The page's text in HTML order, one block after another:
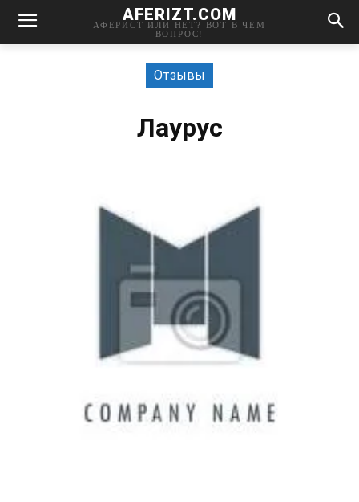
AFERIZT.COM
АФЕРИСТ ИЛИ НЕТ? ВОТ В ЧЕМ
ВОПРОС!
Отзывы
Лаурус